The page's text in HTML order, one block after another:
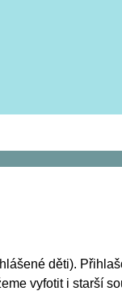
děti).
vyfotit i starší